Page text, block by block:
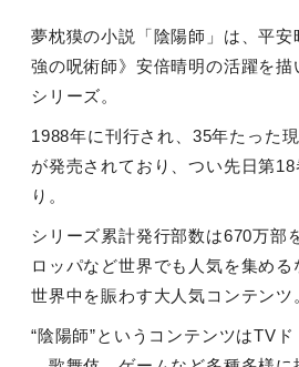
夢枕獏の小説「陰陽師」は、平
強の呪術師》安倍晴明の活躍を描
シリーズ。
1988年に刊行され、35年たった
が発売されており、つい先日第
り。
シリーズ累計発行部数は670万部
ロッパなど世界でも人気を集める
世界中を賑わす大人気コンテンツ
“陰陽師”というコンテンツはTV